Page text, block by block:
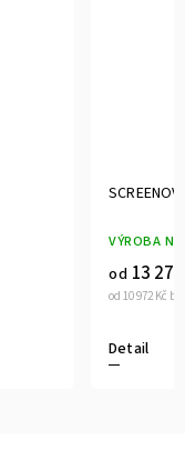
od 12
od
Detail